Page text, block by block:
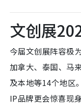
文创展
今届文创展阵容极
加拿大、泰国、马
及本地等14个地区
IP品牌更会惊喜现